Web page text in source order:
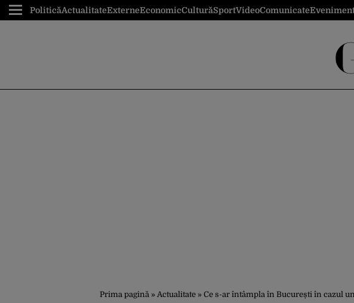
PoliticăActualitateExterneEconomicCulturăSportVideoComunicate
Prima pagină » Actualitate » Ce s-ar întâmpla în București în cazul